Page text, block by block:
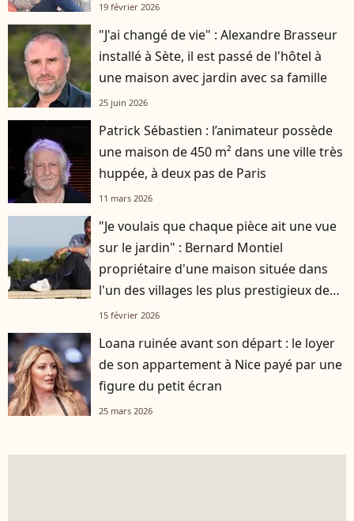
19 février 2026
"J'ai changé de vie" : Alexandre Brasseur
installé à Sète, il est passé de l'hôtel à
une maison avec jardin avec sa famille
25 juin 2026
Patrick Sébastien : l’animateur possède
une maison de 450 m² dans une ville très
huppée, à deux pas de Paris
11 mars 2026
"Je voulais que chaque pièce ait une vue
sur le jardin" : Bernard Montiel
propriétaire d'une maison située dans
l'un des villages les plus prestigieux de
France
15 février 2026
Loana ruinée avant son départ : le loyer
de son appartement à Nice payé par une
figure du petit écran
25 mars 2026